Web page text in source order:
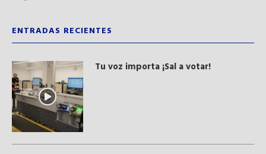
ENTRADAS RECIENTES
Tu voz importa ¡Sal a votar!